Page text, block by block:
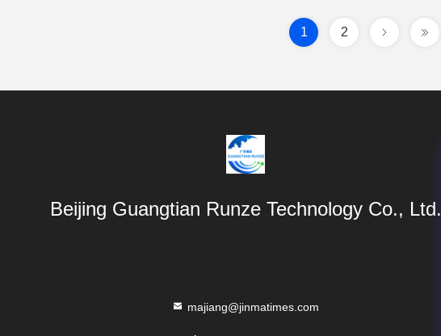
1 2
Beijing Guangtian Runze Technology Co., Ltd.
majiang@jinmatimes.com